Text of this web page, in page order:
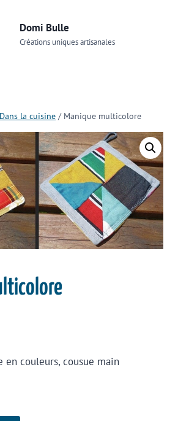
Domi Bulle
Créations uniques artisanales
Dans la cuisine / Manique multicolore
en couleurs, cousue main